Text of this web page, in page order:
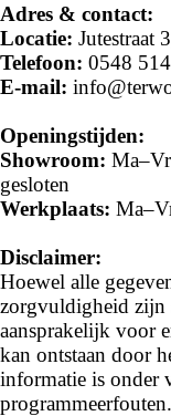
Adres & contact:
Locatie: Jutestraat
Telefoon: 0548
E-mail:
Openingstijden:
Showroom:
gesloten
Werkplaats:
Disclaimer:
Hoewel alle
zorgvuldigheid zijn
aansprakelijk voor
kan ontstaan door
informatie is onder
programmeerfouten.